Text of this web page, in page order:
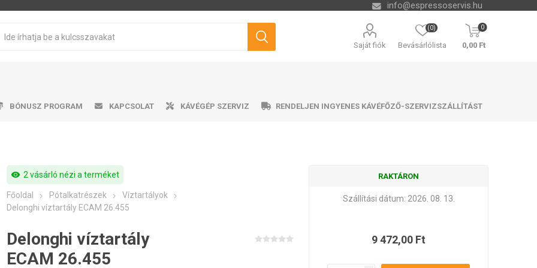
info@espressoservis.hu
Saját fiók Bevásárlólista
(0) 0
0,00 Ft
pörkölt kávé
kávéfőzők Karos kávéfőzők
Hűtőszekrény
Víztartályok
számára
professional Tisztítószerek
Cukrok Ajándéktárgyak
Philips Saeco Dr.Coffee Melitta Cleamen
BÓNUSZ PROGRAM KAPCSOLAT KÁVÉGÉP SZERVIZ RENDELJEN INGYENES KÁVÉFŐZŐ-SZERVIZSZÁLLÍTÁST
visibility 2 vásárló nézi a terméket
Főoldal Pótalkatrészek
Víztartályok
Delonghi víztartály ECAM 26.455
Delonghi víztartály
ECAM 26.455
RAKTÁRON
Szállítási dátum: 2026. 08. 13.
9 472,00 Ft